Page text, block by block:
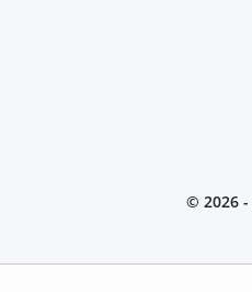
© 2026 -